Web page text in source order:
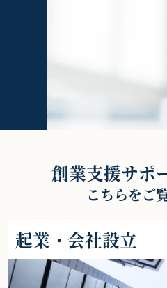
創業支援サポ
こちらをご
起業・会社設立